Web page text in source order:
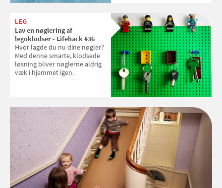
opdagelse i klodsland.
LEG
Lav en nøglering af
legoklodser - Lifehack #36
Hvor lagde du nu dine nøgler?
Med denne smarte, klodsede
løsning bliver nøglerne aldrig
væk i hjemmet igen.